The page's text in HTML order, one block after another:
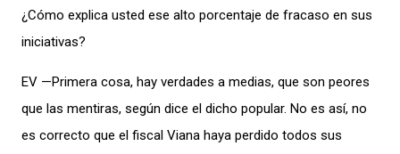
¿Cómo explica usted ese alto porcentaje de fracaso en sus
iniciativas?
EV —Primera cosa, hay verdades a medias, que son peores
que las mentiras, según dice el dicho popular. No es así, no
es correcto que el fiscal Viana haya perdido todos sus